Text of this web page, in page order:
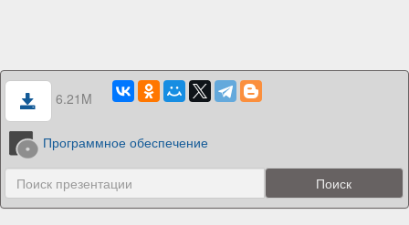
6.21M
Программное обеспечение